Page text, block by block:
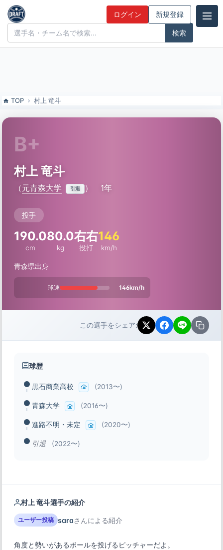
村上 竜斗（元青森大）の特徴とドラフト評価 | ドラフト候補とみんな
の評価
ドラフト候補とみんなの評価 ログイン 新規登録
TOP 村上 竜斗
B+
村上 竜斗
（元青森大学 引退 ） 1年
投手
190.0
cm
80.0
kg
右右
投打
146
km/h
青森県出身
球速 146km/h
この選手をシェア:
球歴
黒石商業高校 (2013〜)
青森大学 (2016〜)
進路不明・未定 (2020〜)
引退 (2022〜)
村上 竜斗選手の紹介
ユーザー投稿 saraさんによる紹介
角度と勢いがあるボールを投げるピッチャーだよ。